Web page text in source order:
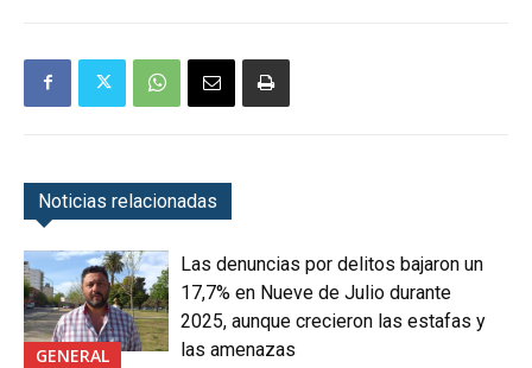
Noticias relacionadas
GENERAL
Las denuncias por delitos bajaron un
17,7% en Nueve de Julio durante
2025, aunque crecieron las estafas y
las amenazas